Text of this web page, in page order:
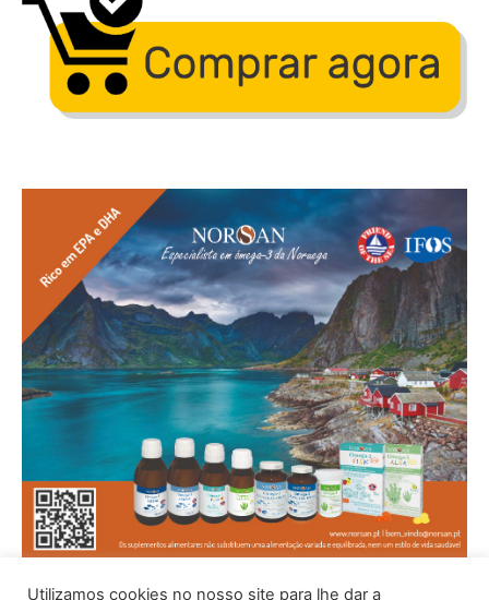
Utilizamos cookies no nosso site para lhe dar a